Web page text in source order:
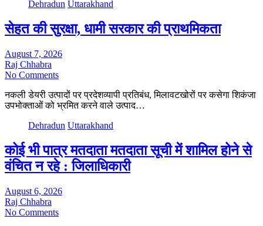
Dehradun Uttarakhand
सेहत की सुरक्षा, धामी सरकार की प्राथमिकता
August 7, 2026
Raj Chhabra
No Comments
नकली डेयरी उत्पादों पर प्रदेशव्यापी प्रतिबंध, मिलावटखोरों पर कसेगा शिकंजा
उपभोक्ताओं को भ्रमित करने वाले उत्पाद…
Dehradun Uttarakhand
कोई भी पात्र मतदाता मतदाता सूची में शामिल होने से
वंचित न रहे : जिलाधिकारी
August 6, 2026
Raj Chhabra
No Comments